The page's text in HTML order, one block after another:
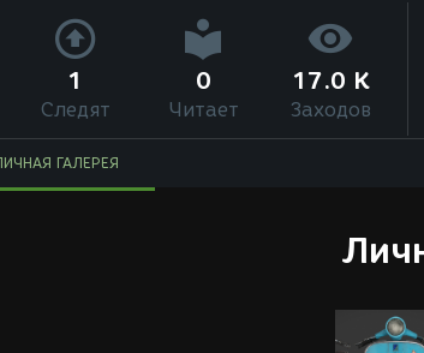
1
Следят
0
Читает
17.0 K
Заходов
ГАЛЕРЕЯ